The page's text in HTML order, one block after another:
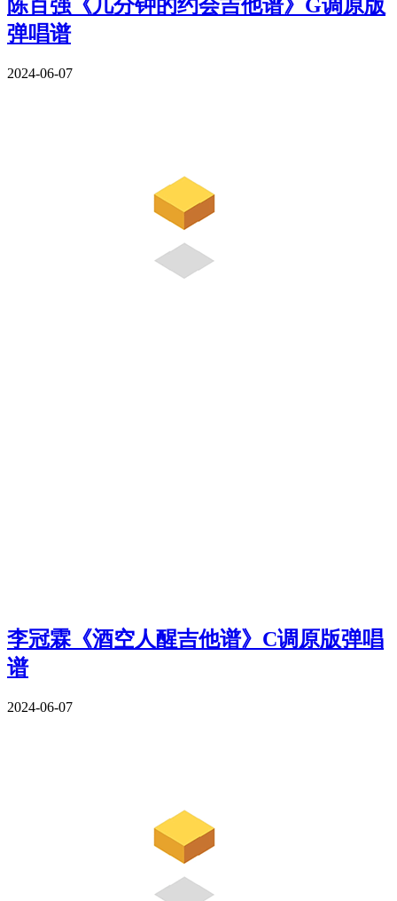
陈百强《几分钟的约会吉他谱》G调原版
弹唱谱
2024-06-07
李冠霖《酒空人醒吉他谱》C调原版弹唱
谱
2024-06-07